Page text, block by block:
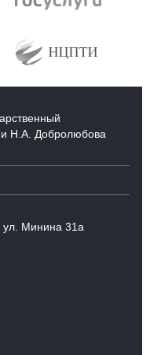
Н.А. Добролюбова
ул. Минина 31а